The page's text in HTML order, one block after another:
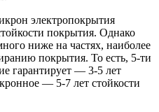
электропокрытия
покрытия. Однако
ниже на частях, наиболее
покрытия. То есть, 5-ти
гарантирует — 3-5 лет
— 5-7 лет стойкости